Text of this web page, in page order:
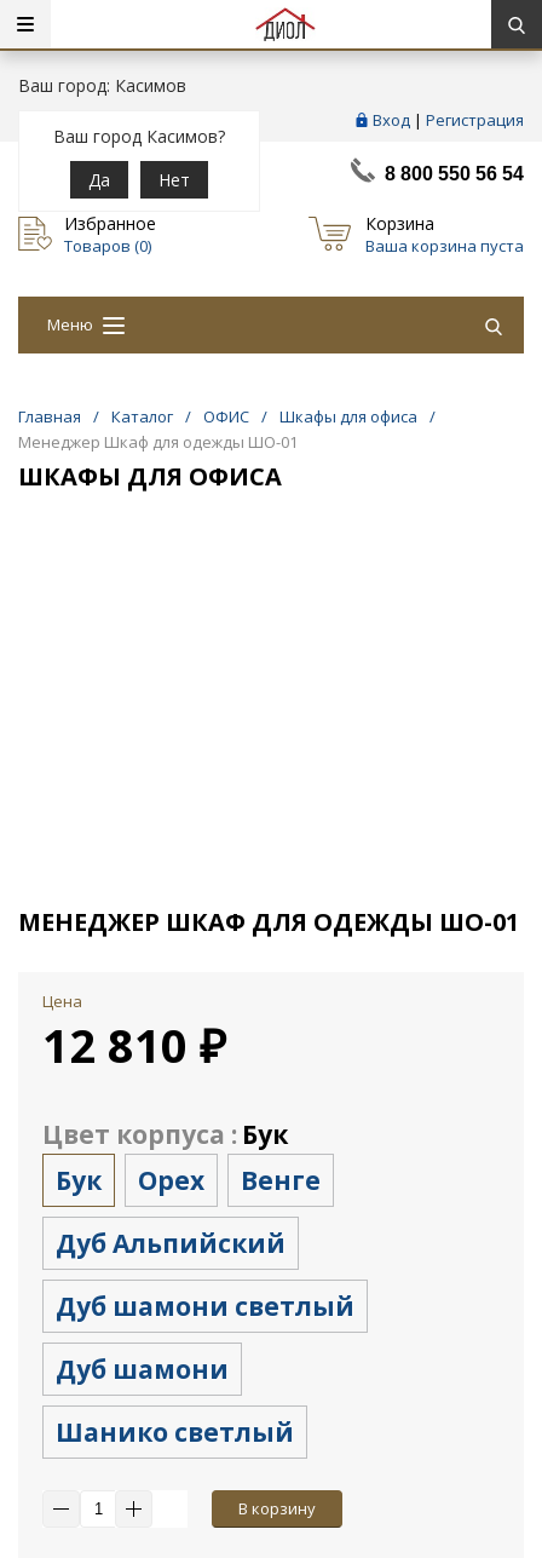
Ваш город: Касимов
Ваш город Касимов?
Да
Нет
Вход | Регистрация
8 800 550 56 54
Избранное
Товаров (0)
Корзина
Ваша корзина пуста
Меню
Главная / Каталог / ОФИС / Шкафы для офиса
/
Менеджер Шкаф для одежды ШО-01
ШКАФЫ ДЛЯ ОФИСА
МЕНЕДЖЕР ШКАФ ДЛЯ ОДЕЖДЫ ШО-01
Цена
12 810 ₽
Цвет корпуса : Бук
Бук
Орех
Венге
Дуб Альпийский
Дуб шамони светлый
Дуб шамони
Шанико светлый
В корзину